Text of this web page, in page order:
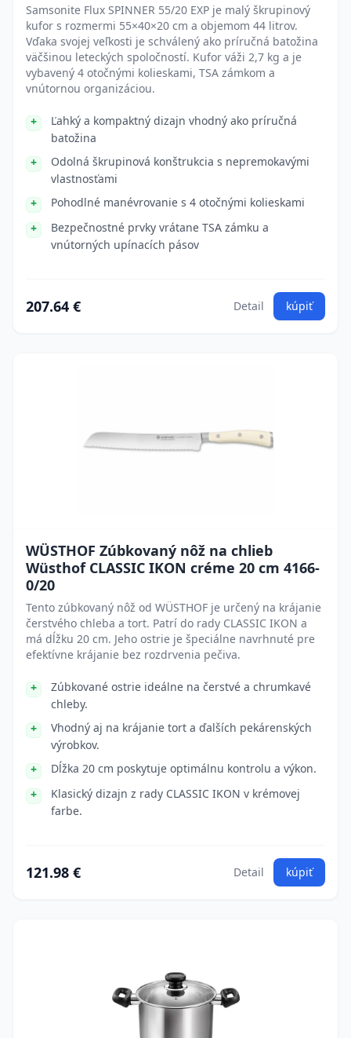
Samsonite Flux SPINNER 55/20 EXP je malý škrupinový
kufor s rozmermi 55×40×20 cm a objemom 44 litrov.
Vďaka svojej veľkosti je schválený ako príručná batožina
väčšinou leteckých spoločností. Kufor váži 2,7 kg a je
vybavený 4 otočnými kolieskami, TSA zámkom a
vnútornou organizáciou.
Ľahký a kompaktný dizajn vhodný ako príručná
batožina
Odolná škrupinová konštrukcia s nepremokavými
vlastnosťami
Pohodlné manévrovanie s 4 otočnými kolieskami
Bezpečnostné prvky vrátane TSA zámku a
vnútorných upínacích pásov
207.64 € Detail kúpiť
WÜSTHOF Zúbkovaný nôž na chlieb
Wüsthof CLASSIC IKON créme 20 cm 4166-
0/20
Tento zúbkovaný nôž od WÜSTHOF je určený na krájanie
čerstvého chleba a tort. Patrí do rady CLASSIC IKON a
má dĺžku 20 cm. Jeho ostrie je špeciálne navrhnuté pre
efektívne krájanie bez rozdrvenia pečiva.
Zúbkované ostrie ideálne na čerstvé a chrumkavé
chleby.
Vhodný aj na krájanie tort a ďalších pekárenských
výrobkov.
Dĺžka 20 cm poskytuje optimálnu kontrolu a výkon.
Klasický dizajn z rady CLASSIC IKON v krémovej
farbe.
121.98 € Detail kúpiť